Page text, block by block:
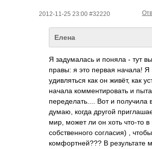
2012-11-25 23:00 #32220
Елена
Я задумалась и поняла - тут
правы: я это первая начала! Я
удивляться как он живёт, как
начала комментировать и
переделать.... Вот и получила
думаю, когда другой
мир, может ли он хоть что-то
собственного согласия) ,
комфортней??? В результате